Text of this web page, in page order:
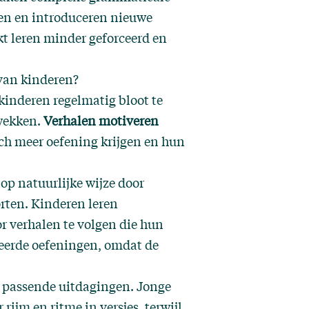
en introduceren nieuwe
leren minder geforceerd en
kinderen?
regelmatig bloot te
Verhalen motiveren
meer oefening krijgen en hun
natuurlijke wijze door
Kinderen leren
verhalen te volgen die hun
oefeningen, omdat de
uitdagingen. Jonge